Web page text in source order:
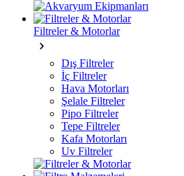
Filtreler & Motorlar
Dış Filtreler
İç Filtreler
Hava Motorları
Şelale Filtreler
Pipo Filtreler
Tepe Filtreler
Kafa Motorları
Uv Filtreler